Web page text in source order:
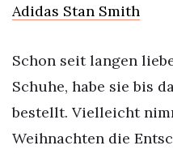
Adidas Stan Smith
Schon seit langen
Schuhe, habe sie bis
bestellt. Vielleicht
Weihnachten die